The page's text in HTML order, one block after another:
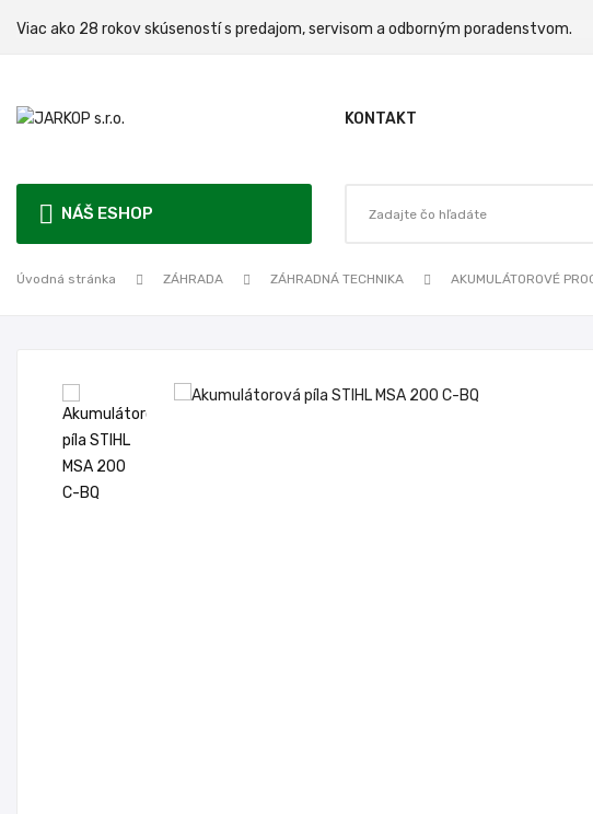
Viac ako 28 rokov skúseností s predajom, servisom a odborným
KONTAKT
NÁŠ ESHOP
Úvodná stránka ZÁHRADA ZÁHRADNÁ TECHNIKA AKUMULÁTOROVÉ